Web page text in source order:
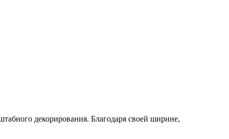
декорирования. Благодаря своей ширине,